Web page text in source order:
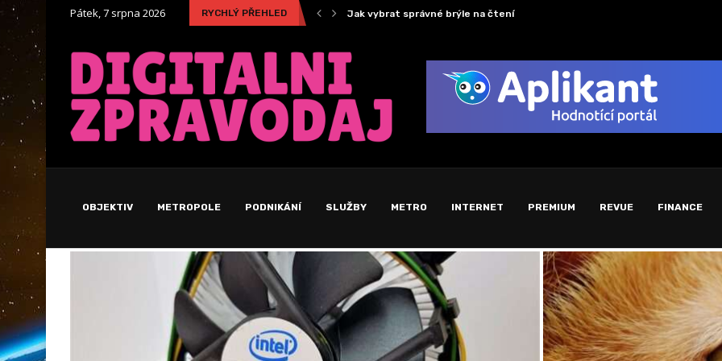
Pátek, 7 srpna 2026 RYCHLÝ PŘEHLED
Tajemství dokonalého italského espressa Jak vybrat správné brýle na čtení
OBJEKTIV METROPOLE PODNIKÁNÍ SLUŽBY METRO INTERNET PREMIUM REVUE FINANCE